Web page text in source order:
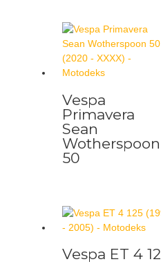
Vespa
Primavera
Sean
Wotherspoon
50
Vespa ET 4